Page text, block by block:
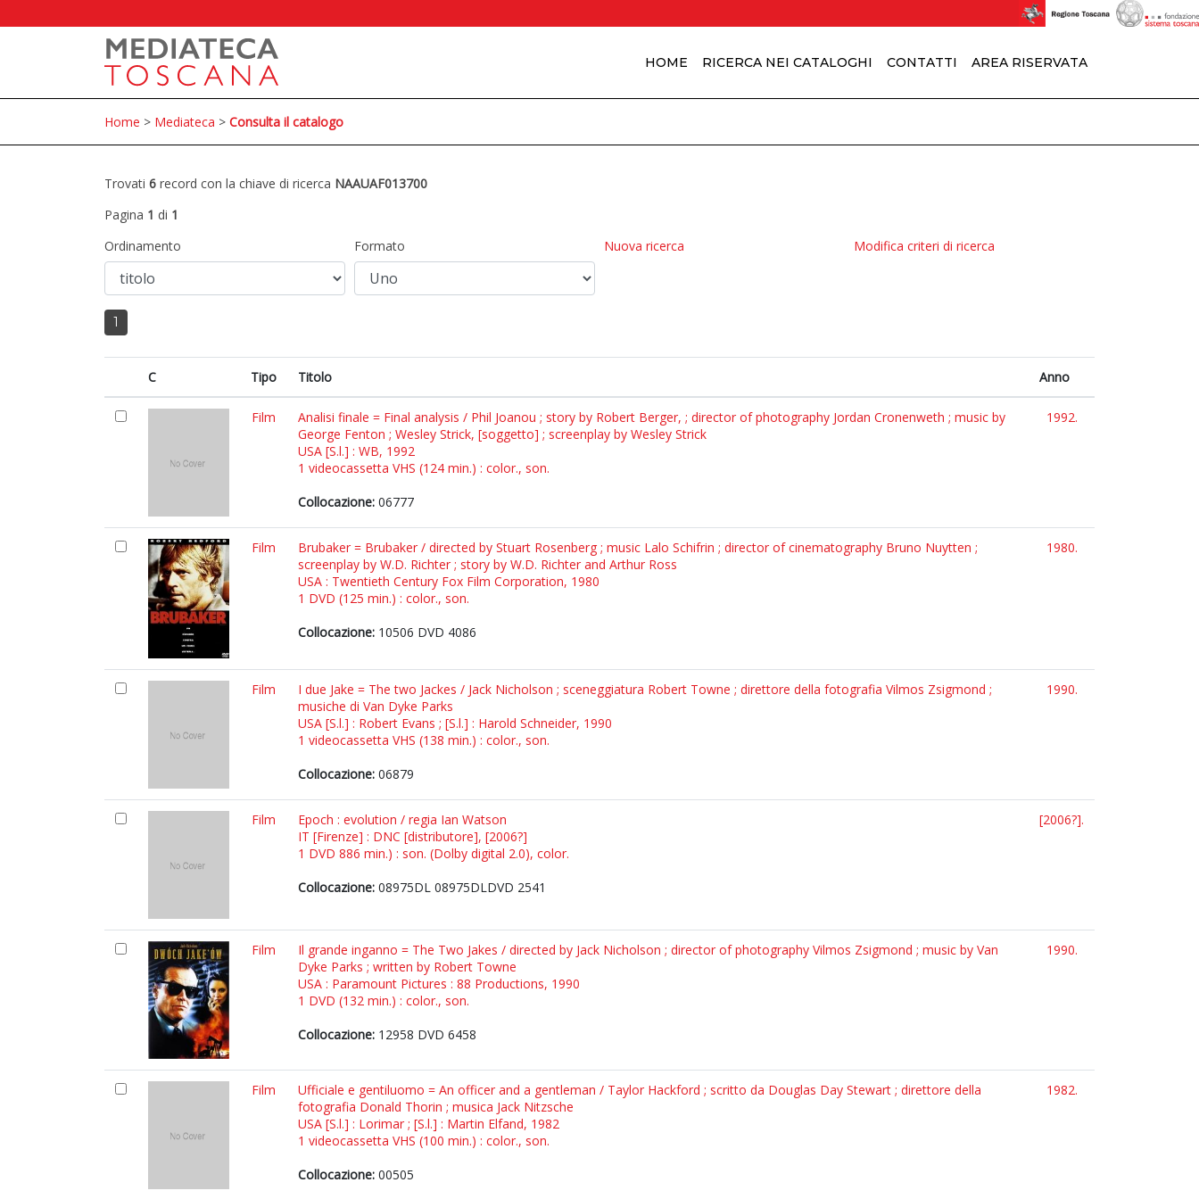
HOME RICERCA NEI CATALOGHI CONTATTI AREA RISERVATA
Home > Mediateca > Consulta il catalogo
Trovati 6 record con la chiave di ricerca NAAUAF013700
Pagina 1 di 1
Ordinamento
Formato Nuova ricerca Modifica criteri di ricerca
1
C Tipo Titolo Anno
Film
Analisi finale = Final analysis / Phil Joanou ; story by Robert Berger, ; director of photography Jordan Cronenweth ; music by
George Fenton ; Wesley Strick, [soggetto] ; screenplay by Wesley Strick
USA [S.l.] : WB, 1992
1 videocassetta VHS (124 min.) : color., son.
Collocazione: 06777
1992.
Film
Brubaker = Brubaker / directed by Stuart Rosenberg ; music Lalo Schifrin ; director of cinematography Bruno Nuytten ;
screenplay by W.D. Richter ; story by W.D. Richter and Arthur Ross
USA : Twentieth Century Fox Film Corporation, 1980
1 DVD (125 min.) : color., son.
Collocazione: 10506 DVD 4086
1980.
Film
I due Jake = The two Jackes / Jack Nicholson ; sceneggiatura Robert Towne ; direttore della fotografia Vilmos Zsigmond ;
musiche di Van Dyke Parks
USA [S.l.] : Robert Evans ; [S.l.] : Harold Schneider, 1990
1 videocassetta VHS (138 min.) : color., son.
Collocazione: 06879
1990.
Film
Epoch : evolution / regia Ian Watson
IT [Firenze] : DNC [distributore], [2006?]
1 DVD 886 min.) : son. (Dolby digital 2.0), color.
Collocazione: 08975DL 08975DLDVD 2541
[2006?].
Film
Il grande inganno = The Two Jakes / directed by Jack Nicholson ; director of photography Vilmos Zsigmond ; music by Van
Dyke Parks ; written by Robert Towne
USA : Paramount Pictures : 88 Productions, 1990
1 DVD (132 min.) : color., son.
Collocazione: 12958 DVD 6458
1990.
Film
Ufficiale e gentiluomo = An officer and a gentleman / Taylor Hackford ; scritto da Douglas Day Stewart ; direttore della
fotografia Donald Thorin ; musica Jack Nitzsche
USA [S.l.] : Lorimar ; [S.l.] : Martin Elfand, 1982
1 videocassetta VHS (100 min.) : color., son.
Collocazione: 00505
1982.